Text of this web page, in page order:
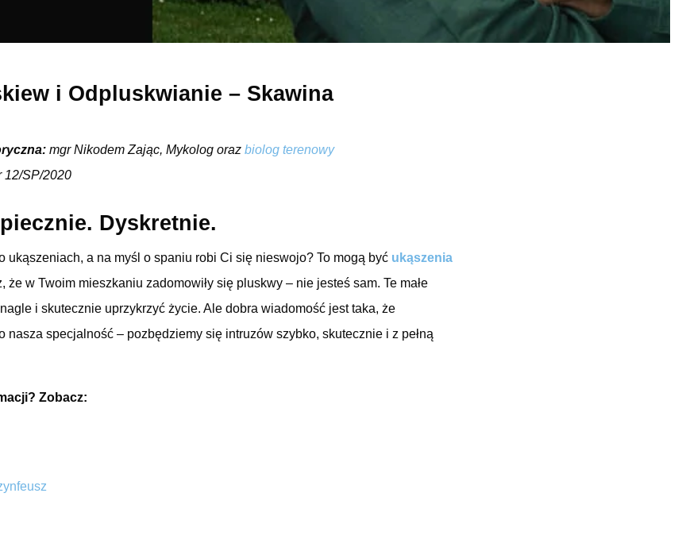
i Odpluskwianie – Skawina
mgr Nikodem Zając, Mykolog oraz biolog terenowy
12/SP/2020
Dyskretnie.
ukąszeniach, a na myśl o spaniu robi Ci się nieswojo? To mogą być ukąszenia
że w Twoim mieszkaniu zadomowiły się pluskwy – nie jesteś sam. Te małe
i skutecznie uprzykrzyć życie. Ale dobra wiadomość jest taka, że
nasza specjalność – pozbędziemy się intruzów szybko, skutecznie i z pełną
Zobacz: